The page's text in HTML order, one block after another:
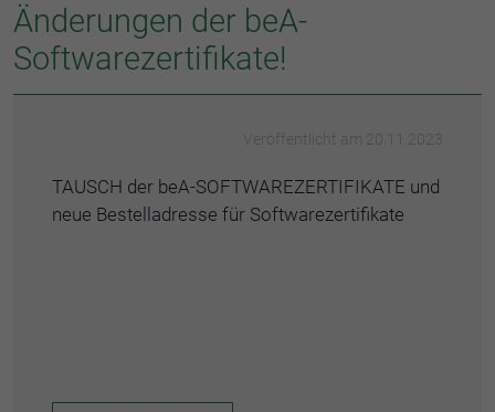
Änderungen der beA-
Softwarezertifikate!
Veröffentlicht am 20.11.2023
TAUSCH der beA-SOFTWAREZERTIFIKATE und
neue Bestelladresse für Softwarezertifikate